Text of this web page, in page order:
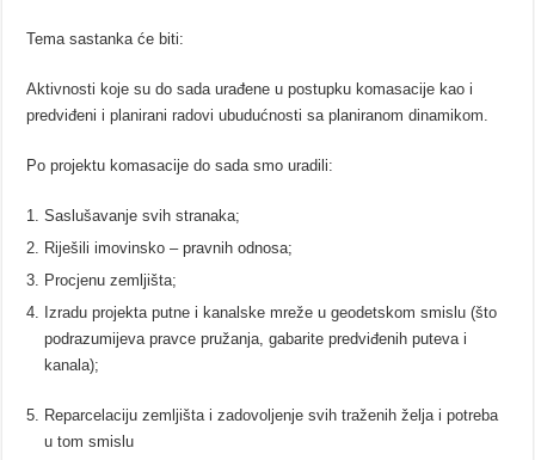
Tema sastanka će biti:
Aktivnosti koje su do sada urađene u postupku komasacije kao i
predviđeni i planirani radovi ubudućnosti sa planiranom dinamikom.
Po projektu komasacije do sada smo uradili:
Saslušavanje svih stranaka;
Riješili imovinsko – pravnih odnosa;
Procjenu zemljišta;
Izradu projekta putne i kanalske mreže u geodetskom smislu (što
podrazumijeva pravce pružanja,gabarite predviđenih puteva i
kanala);
Reparcelaciju zemljišta i zadovoljenje svih traženih želja i potreba
u tom smislu